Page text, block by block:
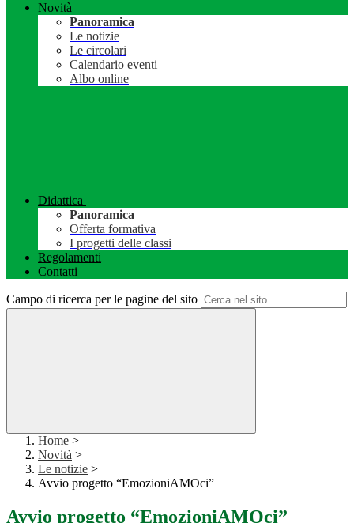
Novità
Panoramica
Le notizie
Le circolari
Calendario eventi
Albo online
Didattica
Panoramica
Offerta formativa
I progetti delle classi
Regolamenti
Contatti
Campo di ricerca per le pagine del sito
Home >
Novità >
Le notizie >
Avvio progetto “EmozioniAMOci”
Avvio progetto “EmozioniAMOci”